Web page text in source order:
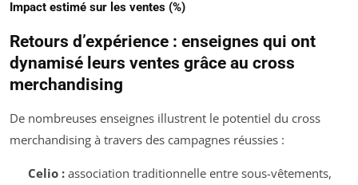
Impact estimé sur les ventes (%)
Retours d’expérience : enseignes qui ont
dynamisé leurs ventes grâce au cross
merchandising
De nombreuses enseignes illustrent le potentiel du cross
merchandising à travers des campagnes réussies :
Celio :association traditionnelle entre sous-vêtements,